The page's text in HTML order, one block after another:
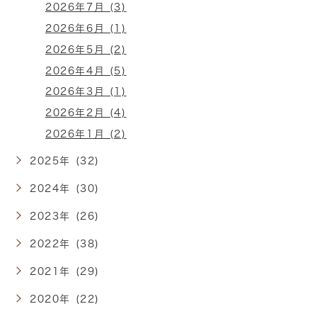
2026年7月 (3)
2026年6月 (1)
2026年5月 (2)
2026年4月 (5)
2026年3月 (1)
2026年2月 (4)
2026年1月 (2)
2025年 (32)
2024年 (30)
2023年 (26)
2022年 (38)
2021年 (29)
2020年 (22)